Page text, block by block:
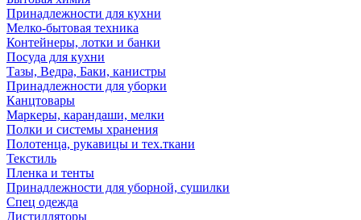
Принадлежности для кухни
Мелко-бытовая техника
Контейнеры, лотки и банки
Посуда для кухни
Тазы, Ведра, Баки, канистры
Принадлежности для уборки
Канцтовары
Маркеры, карандаши, мелки
Полки и системы хранения
Полотенца, рукавицы и тех.ткани
Текстиль
Пленка и тенты
Принадлежности для уборной, сушилки
Спец одежда
Дистилляторы